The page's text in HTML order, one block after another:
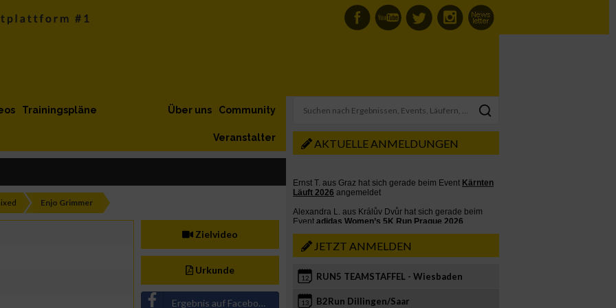
Trainingspläne Community
Über uns
Veranstalter
Enjo Grimmer
Zielvideo
Urkunde
Ergebnis auf Facebook teilen
AKTUELLE ANMELDUNGEN
JETZT ANMELDEN
12 RUN5 TEAMSTAFFEL - Wiesbaden
13 B2Run Dillingen/Saar